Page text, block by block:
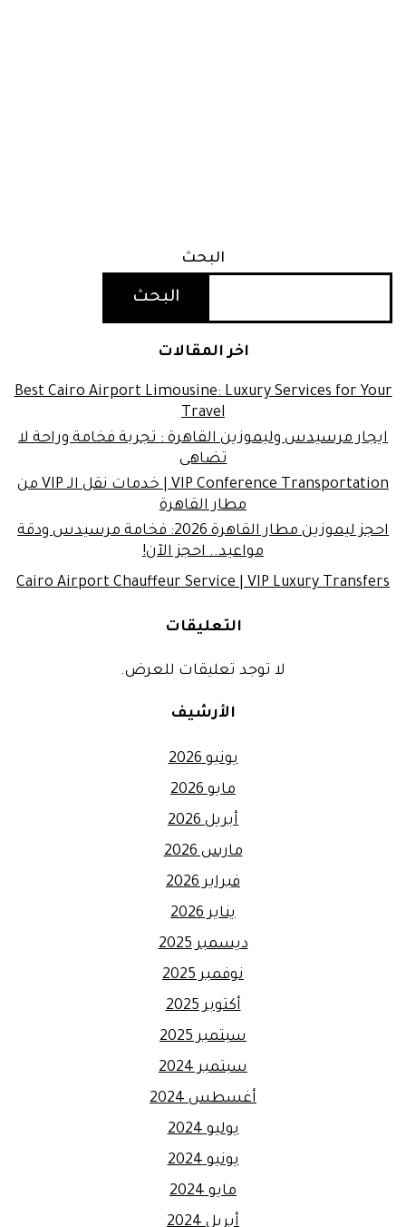
البحث
البحث
اخر المقالات
Best Cairo Airport Limousine: Luxury Services for Your
Travel
ايجار مرسيدس وليموزين القاهرة : تجربة فخامة وراحة لا
تضاهى
VIP Conference Transportation | خدمات نقل الـ VIP من
مطار القاهرة
احجز ليموزين مطار القاهرة 2026: فخامة مرسيدس ودقة
مواعيد.. احجز الآن!
Cairo Airport Chauffeur Service | VIP Luxury Transfers
التعليقات
لا توجد تعليقات للعرض.
الأرشيف
يونيو 2026
مايو 2026
أبريل 2026
مارس 2026
فبراير 2026
يناير 2026
ديسمبر 2025
نوفمبر 2025
أكتوبر 2025
سبتمبر 2025
سبتمبر 2024
أغسطس 2024
يوليو 2024
يونيو 2024
مايو 2024
أبريل 2024